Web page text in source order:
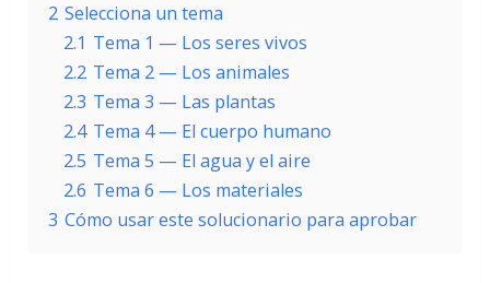
2 Selecciona un tema
2.1 Tema 1 — Los seres vivos
2.2 Tema 2 — Los animales
2.3 Tema 3 — Las plantas
2.4 Tema 4 — El cuerpo humano
2.5 Tema 5 — El agua y el aire
2.6 Tema 6 — Los materiales
3 Cómo usar este solucionario para aprobar